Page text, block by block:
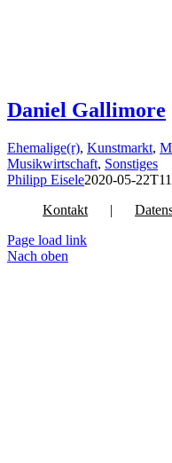
Daniel Gallimore
Ehemalige(r), Kunstmarkt,
Musikwirtschaft, Sonstiges
Philipp Eisele2020-05-
Kontakt
Page load link
Nach oben